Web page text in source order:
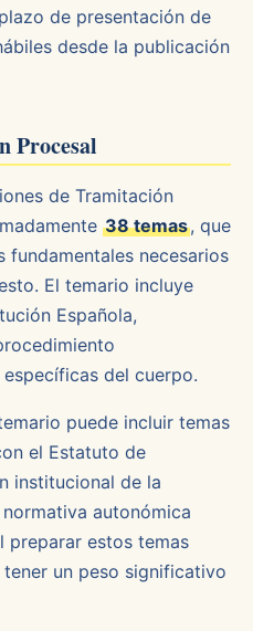
de presentación de
desde la publicación
Procesal
de Tramitación
38 temas, que
necesarios
El temario incluye
Española,
del cuerpo.
puede incluir temas
el Estatuto de
institucional de la
autonómica
preparar estos temas
un peso significativo